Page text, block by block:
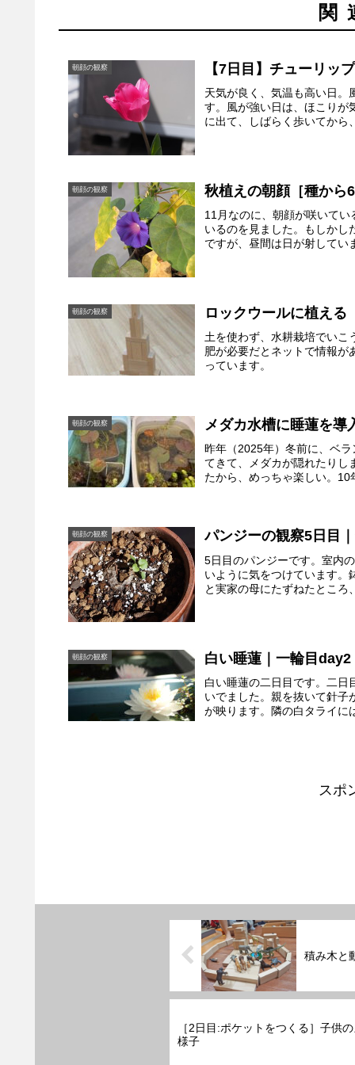
関
朝顔の観察 【7日目】チューリッ
天気が良く、気温も高い日。
す。風が強い日は、ほこりが
に出て、しばらく歩いてから
朝顔の観察 秋植えの朝顔［種から
11月なのに、朝顔が咲いて
いるのを見ました。もしかし
ですが、昼間は日が射してい
朝顔の観察 ロックウールに植える
土を使わず、水耕栽培でいこ
肥が必要だとネットで情報が
っています。
朝顔の観察 メダカ水槽に睡蓮を導
昨年（2025年）冬前に、ベ
てきて、メダカが隠れたりし
たから、めっちゃ楽しい。
朝顔の観察 パンジーの観察5日目
5日目のパンジーです。室内
いように気をつけています。
と実家の母にたずねたとこ
朝顔の観察 白い睡蓮｜一輪目day2
白い睡蓮の二日目です。二日
いでました。親を抜いて針子
が映ります。隣の白タライに
スポ
積み木と
［2日目:ポケットをつくる］子供
様子